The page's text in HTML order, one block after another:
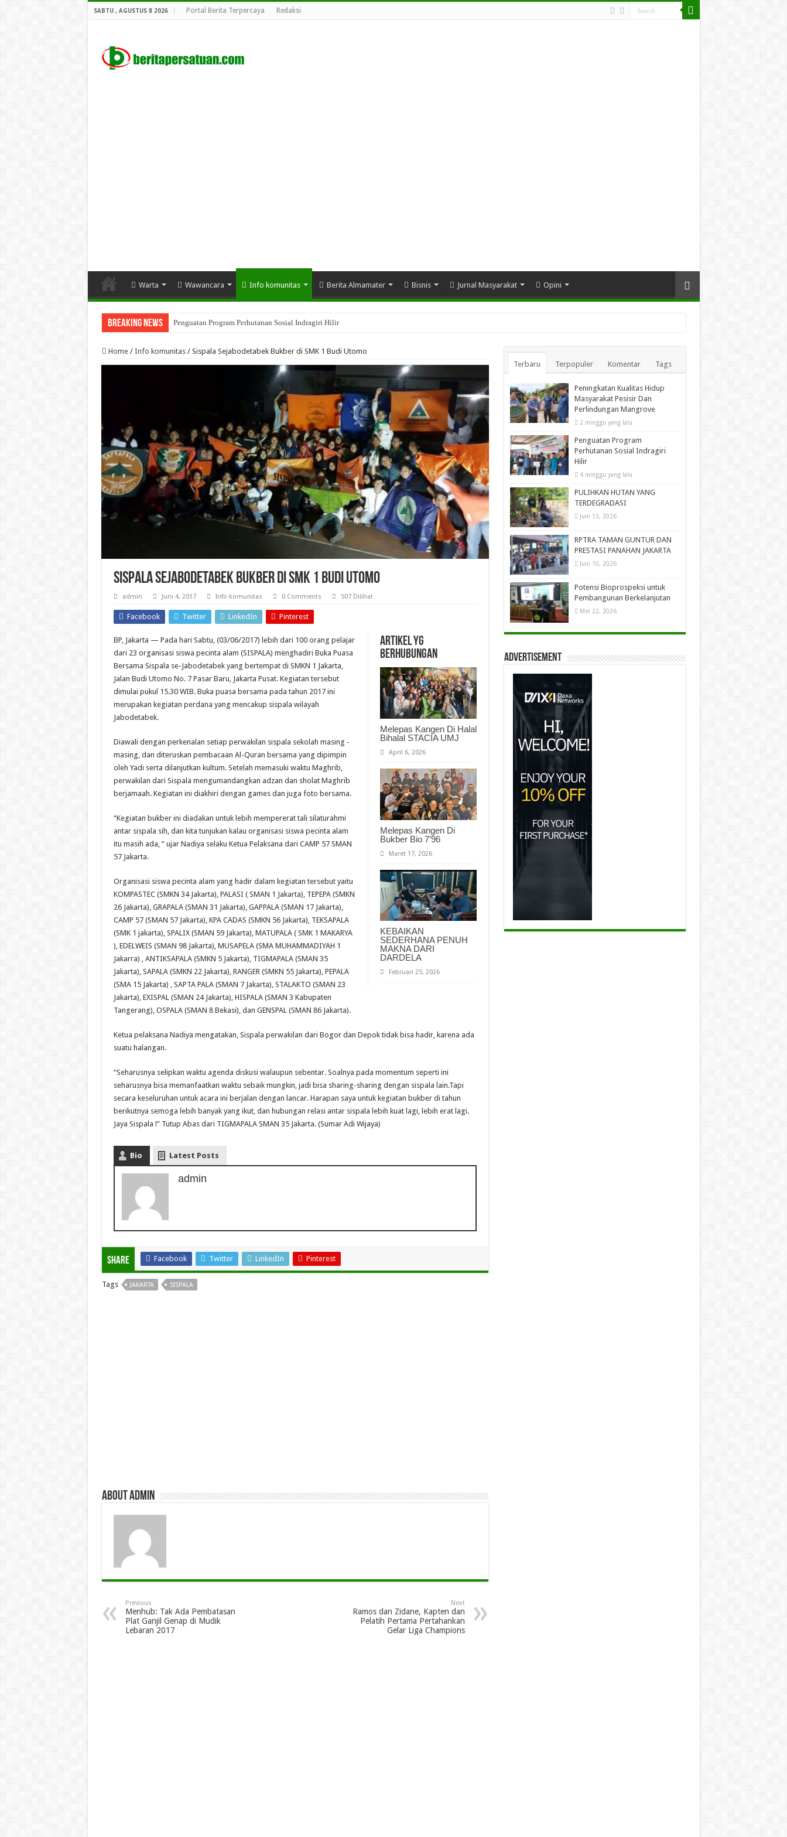
SABTU , AGUSTUS 8 2026 Portal Berita Terpercaya Redaksi
Warta Wawancara Info komunitas Berita Almamater Bisnis Jurnal Masyarakat Opini
Breaking News Penguatan Program Perhutanan Sosial Indragiri Hilir
Home / Info komunitas / Sispala Sejabodetabek Bukber di SMK 1 Budi Utomo
Sispala Sejabodetabek Bukber di SMK 1 Budi Utomo
admin Juni 4, 2017 Info komunitas 0 Comments 507 Dilihat
Facebook Twitter LinkedIn Pinterest
Artikel yg
berhubungan
Melepas Kangen Di Halal
Bihalal STACIA UMJ
April 6, 2026
Melepas Kangen Di
Bukber Bio 7’96
Maret 17, 2026
KEBAIKAN
SEDERHANA PENUH
MAKNA DARI
DARDELA
Februari 25, 2026
BP, Jakarta — Pada hari Sabtu, (03/06/2017) lebih dari 100 orang pelajar
dari 23 organisasi siswa pecinta alam (SISPALA) menghadiri Buka Puasa
Bersama Sispala se-Jabodetabek yang bertempat di SMKN 1 Jakarta,
Jalan Budi Utomo No. 7 Pasar Baru, Jakarta Pusat. Kegiatan tersebut
dimulai pukul 15.30 WIB. Buka puasa bersama pada tahun 2017 ini
merupakan kegiatan perdana yang mencakup sispala wilayah
Jabodetabek.
Diawali dengan perkenalan setiap perwakilan sispala sekolah masing -
masing, dan diteruskan pembacaan Al-Quran bersama yang dipimpin
oleh Yadi serta dilanjutkan kultum. Setelah memasuki waktu Maghrib,
perwakilan dari Sispala mengumandangkan adzan dan sholat Maghrib
berjamaah. Kegiatan ini diakhiri dengan games dan juga foto bersama.
“Kegiatan bukber ini diadakan untuk lebih mempererat tali silaturahmi
antar sispala sih, dan kita tunjukan kalau organisasi siswa pecinta alam
itu masih ada, ” ujar Nadiya selaku Ketua Pelaksana dari CAMP 57 SMAN
57 Jakarta.
Organisasi siswa pecinta alam yang hadir dalam kegiatan tersebut yaitu
KOMPASTEC (SMKN 34 Jakarta), PALASI ( SMAN 1 Jakarta), TEPEPA (SMKN
26 Jakarta), GRAPALA (SMAN 31 Jakarta), GAPPALA (SMAN 17 Jakarta),
CAMP 57 (SMAN 57 Jakarta), KPA CADAS (SMKN 56 Jakarta), TEKSAPALA
(SMK 1 jakarta), SPALIX (SMAN 59 Jakarta), MATUPALA ( SMK 1 MAKARYA
), EDELWEIS (SMAN 98 Jakarta), MUSAPELA (SMA MUHAMMADIYAH 1
Jakarra) , ANTIKSAPALA (SMKN 5 Jakarta), TIGMAPALA (SMAN 35
Jakarta), SAPALA (SMKN 22 Jakarta), RANGER (SMKN 55 Jakarta), PEPALA
(SMA 15 Jakarta) , SAPTA PALA (SMAN 7 Jakarta), STALAKTO (SMAN 23
Jakarta), EXISPAL (SMAN 24 Jakarta), HISPALA (SMAN 3 Kabupaten
Tangerang), OSPALA (SMAN 8 Bekasi), dan GENSPAL (SMAN 86 Jakarta).
Ketua pelaksana Nadiya mengatakan, Sispala perwakilan dari Bogor dan Depok tidak bisa hadir, karena ada
suatu halangan.
“Seharusnya selipkan waktu agenda diskusi walaupun sebentar. Soalnya pada momentum seperti ini
seharusnya bisa memanfaatkan waktu sebaik mungkin, jadi bisa sharing-sharing dengan sispala lain.Tapi
secara keseluruhan untuk acara ini berjalan dengan lancar. Harapan saya untuk kegiatan bukber di tahun
berikutnya semoga lebih banyak yang ikut, dan hubungan relasi antar sispala lebih kuat lagi, lebih erat lagi.
Jaya Sispala !” Tutup Abas dari TIGMAPALA SMAN 35 Jakarta. (Sumar Adi Wijaya)
Bio Latest Posts
admin
Share Facebook Twitter LinkedIn Pinterest
Tags JAKARTA SISPALA
About admin
Previous
Menhub: Tak Ada Pembatasan
Plat Ganjil Genap di Mudik
Lebaran 2017
Next
Ramos dan Zidane, Kapten dan
Pelatih Pertama Pertahankan
Gelar Liga Champions
Terbaru Terpopuler Komentar Tags
Peningkatan Kualitas Hidup
Masyarakat Pesisir Dan
Perlindungan Mangrove
2 minggu yang lalu
Penguatan Program
Perhutanan Sosial Indragiri
Hilir
4 minggu yang lalu
PULIHKAN HUTAN YANG
TERDEGRADASI
Juni 13, 2026
RPTRA TAMAN GUNTUR DAN
PRESTASI PANAHAN JAKARTA
Juni 10, 2026
Potensi Bioprospeksi untuk
Pembangunan Berkelanjutan
Mei 22, 2026
Advertisement